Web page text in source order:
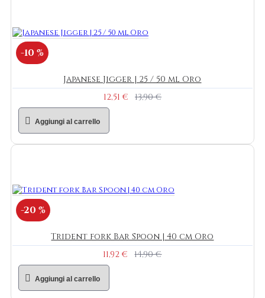
-10 %
Japanese Jigger | 25 / 50 ml Oro
12,51 €
13,90 €
Aggiungi al carrello
-20 %
Trident fork Bar Spoon | 40 cm Oro
11,92 €
14,90 €
Aggiungi al carrello